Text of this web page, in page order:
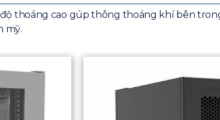
thoáng cao gúp thông thoáng khí bên
mỹ.